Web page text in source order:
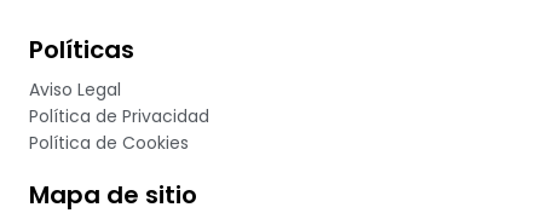
Políticas
Aviso Legal
Política de Privacidad
Política de Cookies
Mapa de sitio